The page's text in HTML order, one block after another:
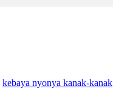
kebaya nyonya kanak-kanak